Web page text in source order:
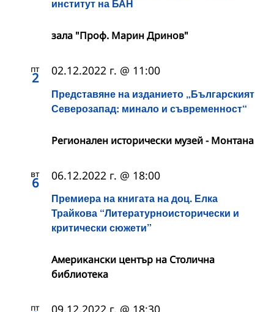
институт на БАН
зала "Проф. Марин Дринов"
пт
2
Представяне на изданието „Българският
Северозапад: минало и съвременност“
02.12.2022 г. @ 11:00
Регионален исторически музей - Монтана
вт
6
Премиера на книгата на доц. Елка
Трайкова “Литературноисторически и
критически сюжети”
06.12.2022 г. @ 18:00
Американски център на Столична
библиотека
пт 09.12.2022 г. @ 18:30